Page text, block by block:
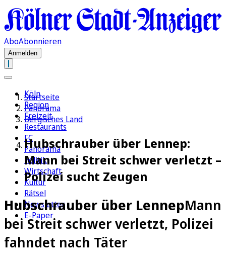
AboAbonnieren
Anmelden
Köln
Region
Freizeit
Restaurants
FC
Panorama
Politik
Wirtschaft
Kultur
Rätsel
Newsletter
E-Paper
Startseite
Panorama
Bergisches Land
Hubschrauber über Lennep:
Mann bei Streit schwer verletzt –
Polizei sucht Zeugen
Hubschrauber über LennepMann
bei Streit schwer verletzt, Polizei
fahndet nach Täter